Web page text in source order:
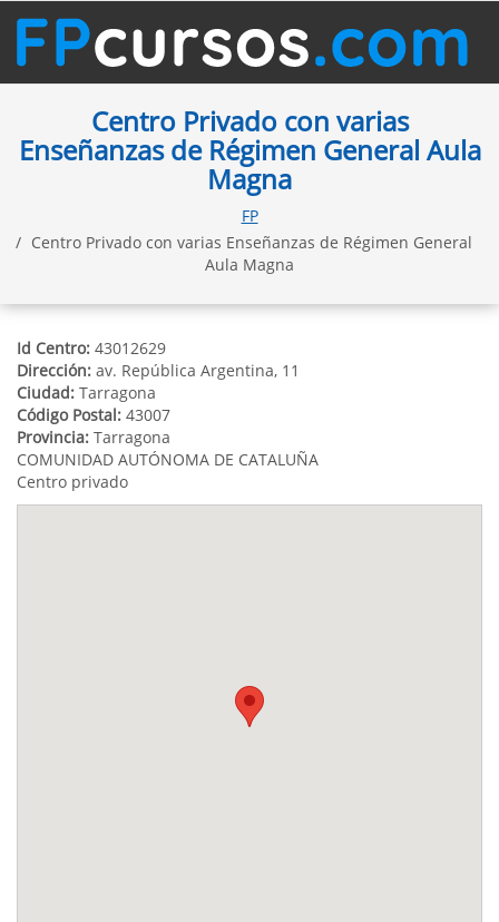
Centro Privado con varias
Enseñanzas de Régimen General Aula
Magna
FP
Centro Privado con varias Enseñanzas de Régimen General
Aula Magna
Id Centro: 43012629
Dirección: av. República Argentina, 11
Ciudad: Tarragona
Código Postal: 43007
Provincia: Tarragona
COMUNIDAD AUTÓNOMA DE CATALUÑA
Centro privado